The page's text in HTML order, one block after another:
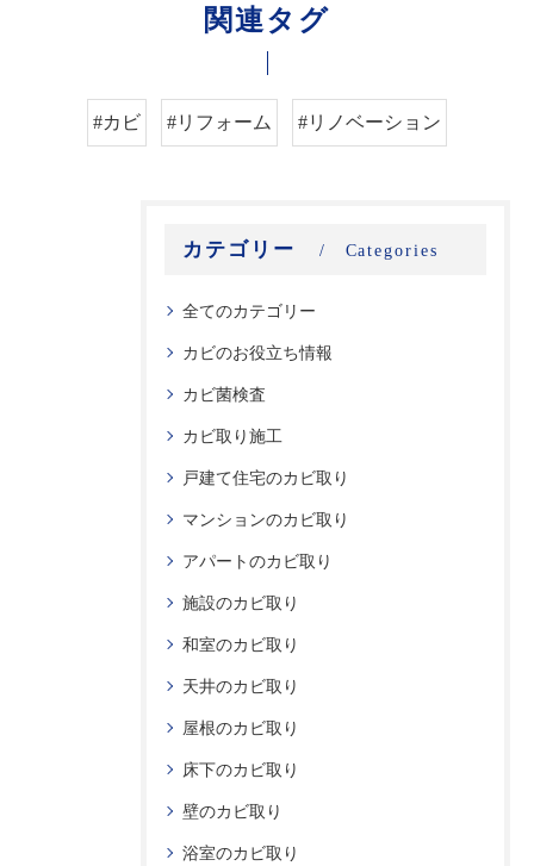
関連タグ
#カビ #リフォーム #リノベーション
カテゴリー Categories
全てのカテゴリー
カビのお役立ち情報
カビ菌検査
カビ取り施工
戸建て住宅のカビ取り
マンションのカビ取り
アパートのカビ取り
施設のカビ取り
和室のカビ取り
天井のカビ取り
屋根のカビ取り
床下のカビ取り
壁のカビ取り
浴室のカビ取り